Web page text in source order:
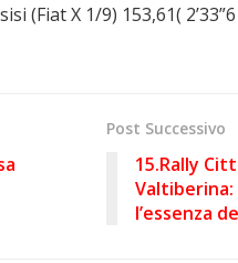
(Fiat X 1/9) 153,61(
Post Successivo
15.Rally
l’essenza